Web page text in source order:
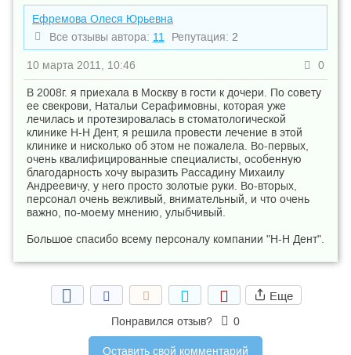
Ефремова Олеся Юрьевна
Все отзывы автора: 11 Репутация: 2
0
10 марта 2011, 10:46
В 2008г. я приехала в Москву в гости к дочери. По совету
ее свекрови, Натальи Серафимовны, которая уже
лечилась и протезировалась в стоматологической
клинике Н-Н Дент, я решила провести лечение в этой
клинике и нисколько об этом не пожалела. Во-первых,
очень квалифицированные специалисты, особенную
благодарность хочу выразить Рассадину Михаилу
Андреевичу, у него просто золотые руки. Во-вторых,
персонал очень вежливый, внимательный, и что очень
важно, по-моему мнению, улыбчивый.
Большое спасибо всему персоналу компании "Н-Н Дент".
Еще
Понравился отзыв? 0
Оставить свой комментарий